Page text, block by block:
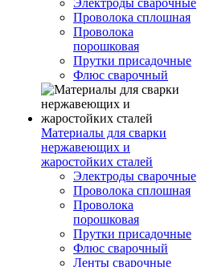
Электроды сварочные
Проволока сплошная
Проволока
порошковая
Прутки присадочные
Флюс сварочный
Материалы для сварки
нержавеющих и
жаростойких сталей
Электроды сварочные
Проволока сплошная
Проволока
порошковая
Прутки присадочные
Флюс сварочный
Ленты сварочные